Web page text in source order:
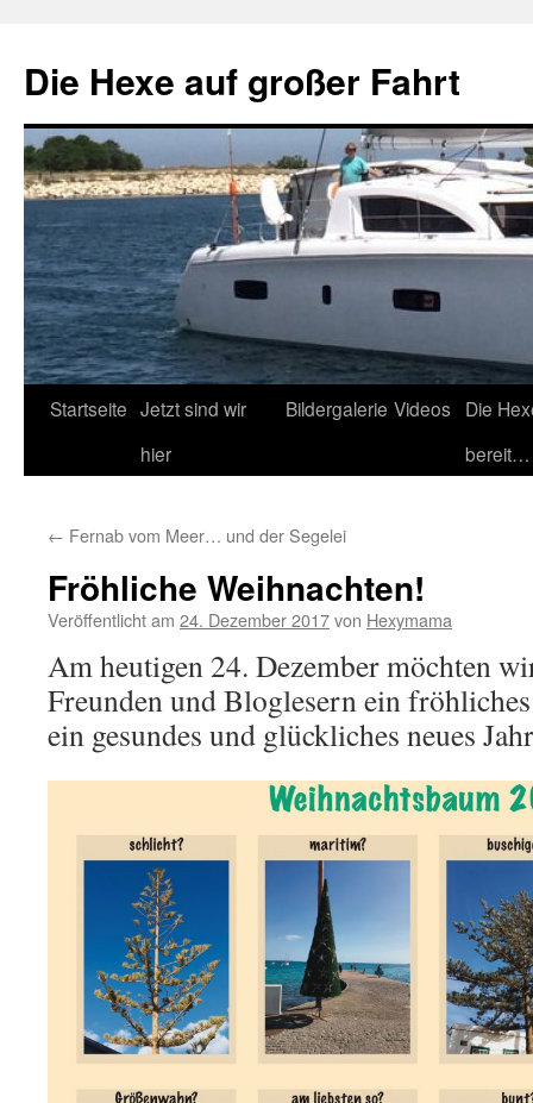
springen
Die Hexe auf großer Fahrt
Startseite Jetzt sind wir
hier
Bildergalerie Videos
Die
bereit…
← Fernab vom Meer… und der Segelei
Fröhliche Weihnachten!
Veröffentlicht am 24. Dezember 2017von Hexymama
Am heutigen 24. Dezember möchten
Freunden und Bloglesern ein
ein gesundes und glückliches neues